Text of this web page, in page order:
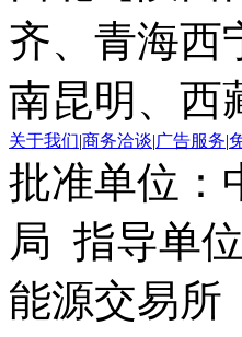
齐、青海西
南昆明、西
关于我们|商务洽谈|广告服务|
批准单位：
局 指导单
能源交易所